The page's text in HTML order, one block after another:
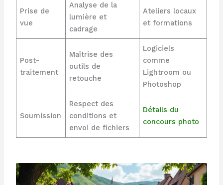
Prise de
vue
Analyse de la
lumière et
cadrage
Ateliers locaux
et formations
Post-
traitement
Maîtrise des
outils de
retouche
Logiciels
comme
Lightroom ou
Photoshop
Soumission
Respect des
conditions et
envoi de fichiers
Détails du
concours photo